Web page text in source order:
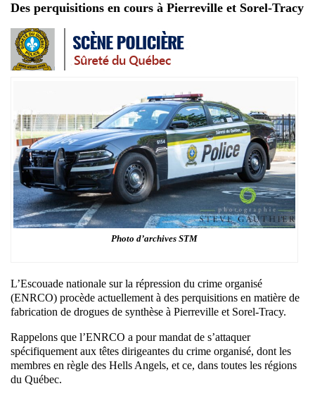
Des perquisitions en cours à Pierreville et Sorel-Tracy
Photo d’archives STM
L’Escouade nationale sur la répression du crime organisé
(ENRCO) procède actuellement à des perquisitions en matière de
fabrication de drogues de synthèse à Pierreville et Sorel-Tracy.
Rappelons que l’ENRCO a pour mandat de s’attaquer
spécifiquement aux têtes dirigeantes du crime organisé, dont les
membres en règle des Hells Angels, et ce, dans toutes les régions
du Québec.